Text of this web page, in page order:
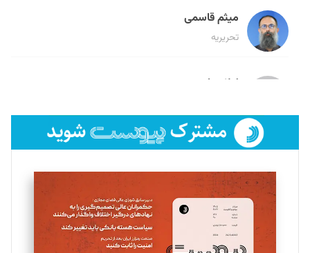
میثم قاسمی
تحریریه
لیلا حنارود
فائزه فتحی رستمی
تحریریه
سروش کرمیان
تحریریه